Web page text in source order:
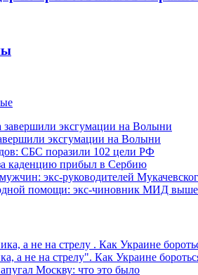
эксгумации на Волыни
СБС поразили 102 цели РФ
каденцию прибыл в Сербию
экс-руководителей
помощи: экс-чиновник МИД
а не на стрелу". Как Украине